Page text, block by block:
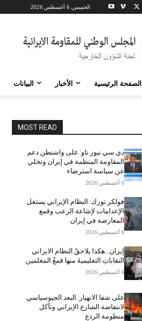
الخميس, 6 أغسطس 2026
الصفحة الرئيسية الأخبار البيانات
MOST READ
دي سي نيوز ناو: على واشنطن دعم
المقاومة المنظمة في إيران وتخلي
عن سياسة استرضاء
6 أغسطس 2026
فولكر تورك: النظام الإيراني يستغل
الإعدامات لإشاعة الرعب وقمع
المعارضة في إيران
6 أغسطس 2026
إيران…هکذا یلاحقُ النظام الایراني
النقاباتِ التعليميةَ منها قمعُ المعلمين
6 أغسطس 2026
على شفا الانهيار: البعد الجيوسياسي
لانتفاضة الشارع الإيراني وتآكل
منظومة الردع